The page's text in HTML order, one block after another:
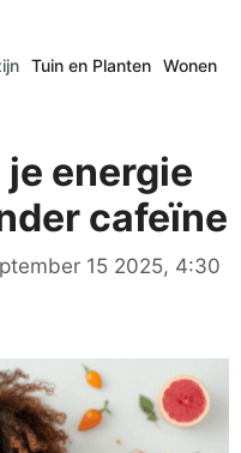
Tuin en Planten Wonen
energie
cafeïne
15 2025, 4:30